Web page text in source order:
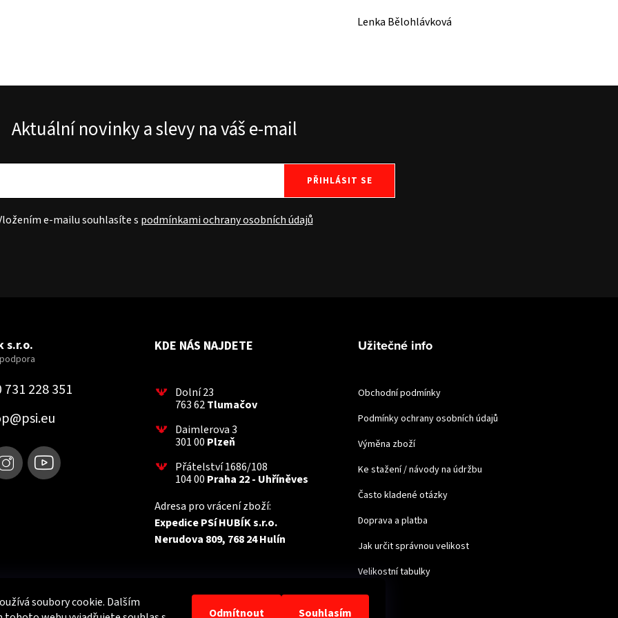
soubory cookie. Dalším
Odmítnout Souhlasím
Lenka Bělohlávková
Aktuální novinky a slevy na váš e-mail
e-mailu souhlasíte s podmínkami ochrany osobních údajů
PŘIHLÁSIT SE
s.r.o.
731 228 351
@psi.eu
KDE NÁS NAJDETE
Dolní 23
763 62Tlumačov
Daimlerova 3
301 00 Plzeň
Přátelství 1686/108
104 00 Praha 22 - Uhříněves
Adresa pro vrácení zboží:
Expedice PSí HUBÍK s.r.o.
Nerudova 809, 768 24 Hulín
Užitečné info
Obchodní podmínky
Podmínky ochrany osobních údajů
Výměna zboží
Ke stažení / návody na údržbu
Často kladené otázky
Doprava a platba
Jak určit správnou velikost
Velikostní tabulky